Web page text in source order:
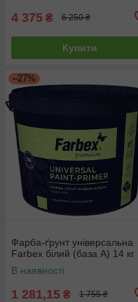
4 375 ₴ 6 250 ₴
Купити
–27%
Фарба-ґрунт універсальна
Farbex білий (база А) 14 кг
В наявності
1 281,15 ₴ 1 755 ₴